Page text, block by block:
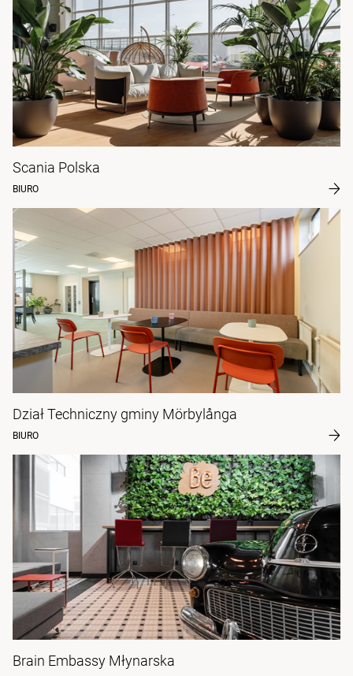
Scania Polska
BIURO
Dział Techniczny gminy Mörbylånga
BIURO
Brain Embassy Młynarska